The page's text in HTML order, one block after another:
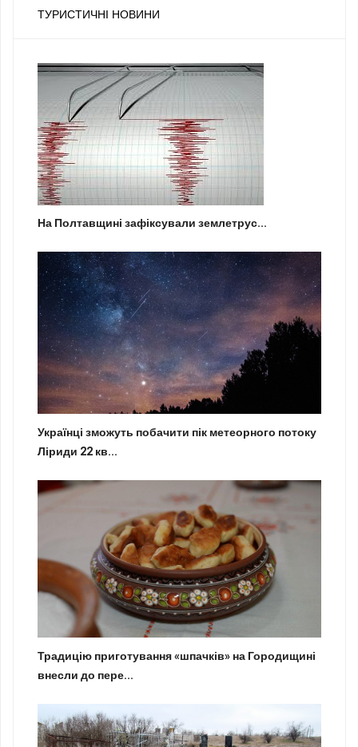
ТУРИСТИЧНІ НОВИНИ
На Полтавщині зафіксували землетрус...
Українці зможуть побачити пік метеорного потоку
Ліриди 22 кв...
Традицію приготування «шпачків» на Городищині
внесли до пере...